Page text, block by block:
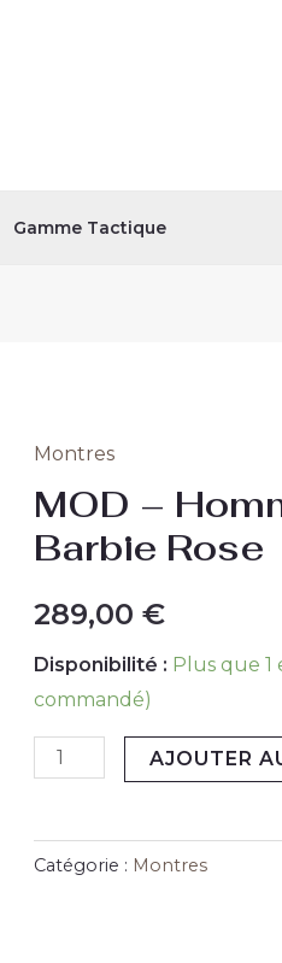
Gamme Tactique
Montres
MOD –
Barbie Rose
289,00€
Disponibilité : Plus que
commandé)
quantité
de
MOD
-
Hommage
Barbie
Rose
AJOUTER
Catégorie : Montres